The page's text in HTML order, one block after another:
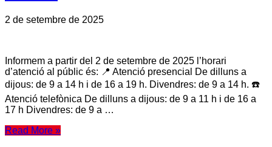
2 de setembre de 2025
Informem a partir del 2 de setembre de 2025 l’horari
d’atenció al públic és: 📍 Atenció presencial De dilluns a
dijous: de 9 a 14 h i de 16 a 19 h. Divendres: de 9 a 14 h. ☎️
Atenció telefònica De dilluns a dijous: de 9 a 11 h i de 16 a
17 h Divendres: de 9 a …
Read More »